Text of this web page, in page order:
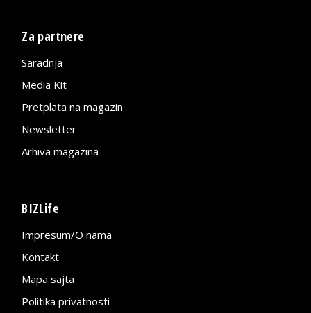
Za partnere
Saradnja
Media Kit
Pretplata na magazin
Newsletter
Arhiva magazina
BIZLife
Impresum/O nama
Kontakt
Mapa sajta
Politika privatnosti